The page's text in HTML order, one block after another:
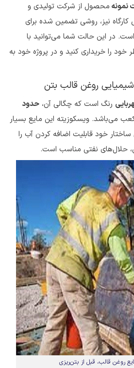
نمونه محصول از شرکت تولیدی و
نیز، روشی تضمین شده برای
در این حالت شما می‌توانید با
را خریداری کنید و در پروژه خود به
روغن قالب بتن
رنگ است که چگالی آن، حدود
می‌باشد. ویسکوزیته این مایع بسیار
خود قابلیت اضافه کردن آب را
حلال‌های نفتی مناسب است.
روغن قالب، قبل از بتن‌ریزی